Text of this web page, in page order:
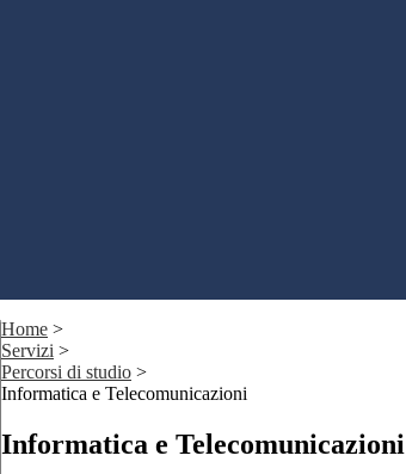
Home >
Servizi >
Percorsi di studio >
Informatica e Telecomunicazioni
Informatica e Telecomunicazioni